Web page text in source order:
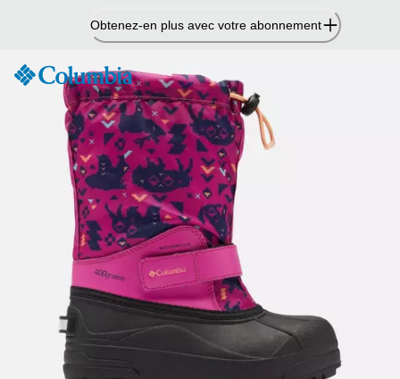
Obtenez-en plus avec votre abonnement